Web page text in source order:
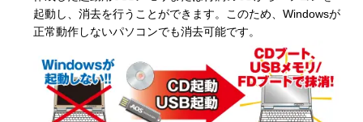
起動し、消去を行うことができます。このため、Windowsが
正常動作しないパソコンでも消去可能です。